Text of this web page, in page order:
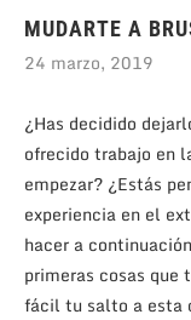
MUDARTE A
24 marzo, 2019
¿Has decidido
ofrecido trabajo en
empezar? ¿Estás
experiencia en el
hacer a
primeras cosas que
fácil tu salto a esta